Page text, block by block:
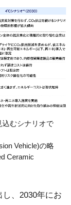
むシナリオで
Vehicle)の略
Ceramic
、2030年にお